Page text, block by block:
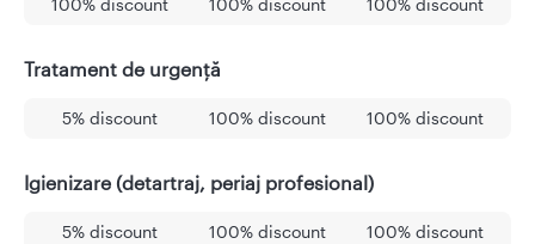
100% discount 100% discount 100% discount
Tratament de urgență
5% discount 100% discount 100% discount
Igienizare (detartraj, periaj profesional)
5% discount 100% discount 100% discount